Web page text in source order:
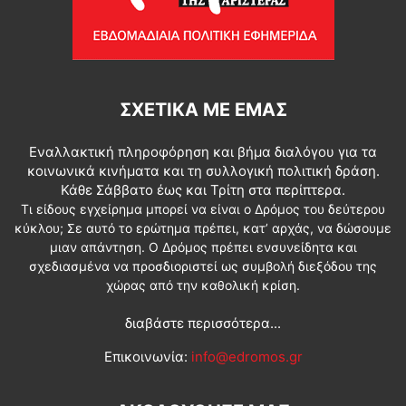
ΣΧΕΤΙΚΆ ΜΕ ΕΜΆΣ
Εναλλακτική πληροφόρηση και βήμα διαλόγου για τα
κοινωνικά κινήματα και τη συλλογική πολιτική δράση.
Κάθε Σάββατο έως και Τρίτη στα περίπτερα.
Τι είδους εγχείρημα μπορεί να είναι ο Δρόμος του δεύτερου
κύκλου; Σε αυτό το ερώτημα πρέπει, κατ’ αρχάς, να δώσουμε
μιαν απάντηση. Ο Δρόμος πρέπει ενσυνείδητα και
σχεδιασμένα να προσδιοριστεί ως συμβολή διεξόδου της
χώρας από την καθολική κρίση.
διαβάστε περισσότερα...
Επικοινωνία: info@edromos.gr